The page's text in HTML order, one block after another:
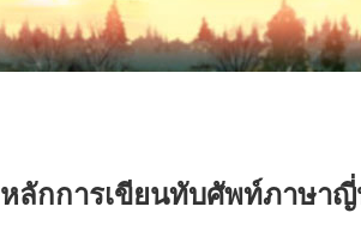
หลักการเขียนทับศัพท์ภาษา